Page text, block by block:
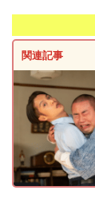
関連記事